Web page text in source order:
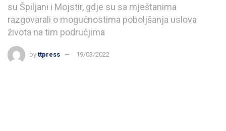
su Špiljani i Mojstir, gdje su sa mještanima
razgovarali o mogućnostima poboljšanja uslova
života na tim područjima
by ttpress 19/03/2022